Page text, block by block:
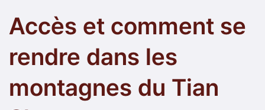
Accès et comment se
rendre dans les
montagnes du Tian